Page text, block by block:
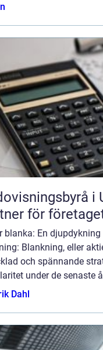
i
för
blanka: En
Blankning, eller
och spännande
under de senaste
Dahl